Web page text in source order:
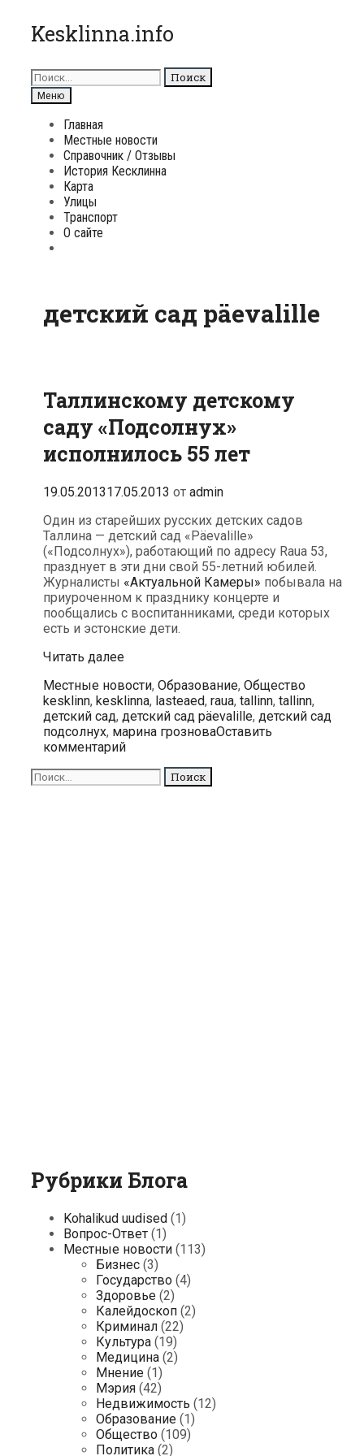
Перейти
к
Kesklinna.info
Поиск
для:
Поиск
Меню
Главная
Местные новости
Справочник / Отзывы
История Кесклинна
Карта
Улицы
Транспорт
О сайте
детский сад päevalille
Таллинскому детскому
саду «Подсолнух»
исполнилось 55 лет
19.05.201317.05.2013 от admin
Один из старейших русских детских садов
Таллина — детский сад «Päevalille»
(«Подсолнух»), работающий по адресу Raua 53,
празднует в эти дни свой 55-летний юбилей.
Журналисты «Актуальной Камеры» побывала на
приуроченном к празднику концерте и
пообщались с воспитанниками, среди которых
есть и эстонские дети.
Читать далееТаллинскому
саду
«Подсолнух»
исполнилось
55
лет
Рубрики
Местные новости, Образование, ОбществоМетки
kesklinn, kesklinna, lasteaed, raua, tallinn, tallinn,
детский сад, детский сад päevalille, детский сад
подсолнух, марина грозноваОставить
комментарий
Поиск
для:
Рубрики Блога
Kohalikud uudised (1)
Вопрос-Ответ (1)
Местные новости (113)
Бизнес (3)
Государство (4)
Здоровье (2)
Калейдоскоп (2)
Криминал (22)
Культура (19)
Медицина (2)
Мнение (1)
Мэрия (42)
Недвижимость (12)
Образование (1)
Общество (109)
Политика (2)